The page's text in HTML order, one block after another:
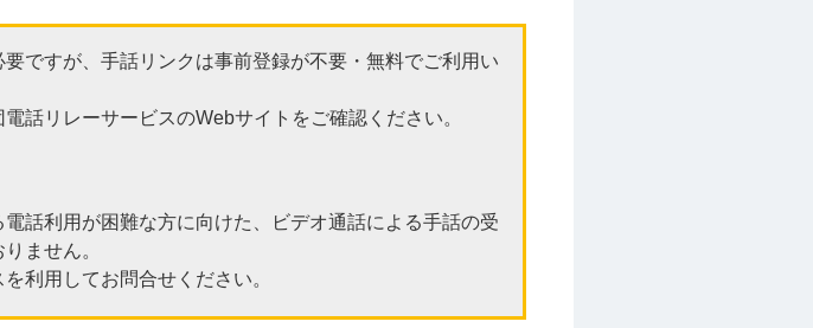
ですが、手話リンクは事前登録が不要・無料でご利用い
話リレーサービスのWebサイトをご確認ください。
話利用が困難な方に向けた、ビデオ通話による手話の受
ません。
利用してお問合せください。